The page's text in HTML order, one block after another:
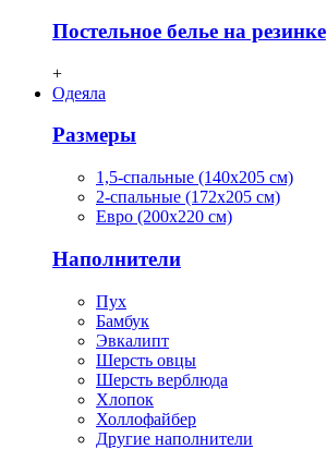
Постельное белье на резинке
+
Одеяла
Размеры
1,5-спальные (140х205 см)
2-спальные (172х205 см)
Евро (200х220 см)
Наполнители
Пух
Бамбук
Эвкалипт
Шерсть овцы
Шерсть верблюда
Хлопок
Холлофайбер
Другие наполнители